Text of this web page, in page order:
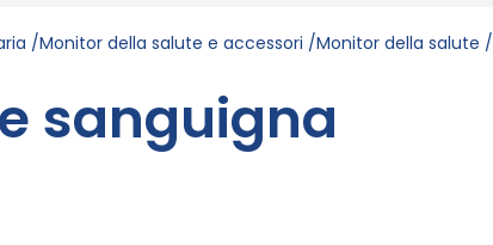
Monitor della salute e accessori Monitor della salute
sanguigna